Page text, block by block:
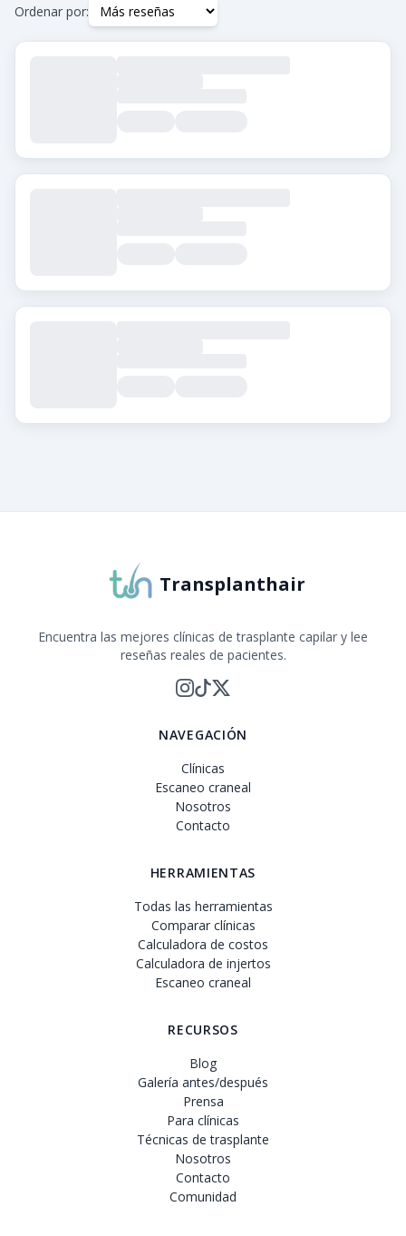
Etiquetas
Ordenar por:
Transplanthair
Encuentra las mejores clínicas de trasplante capilar y lee
reseñas reales de pacientes.
NAVEGACIÓN
Clínicas
Escaneo craneal
Nosotros
Contacto
HERRAMIENTAS
Todas las herramientas
Comparar clínicas
Calculadora de costos
Calculadora de injertos
Escaneo craneal
RECURSOS
Blog
Galería antes/después
Prensa
Para clínicas
Técnicas de trasplante
Nosotros
Contacto
Comunidad